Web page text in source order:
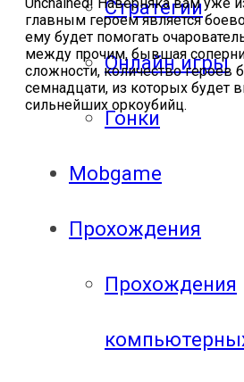
Стратегии
Онлайн игры
Гонки
Mobgame
Прохождения
Прохождения
главным героем является
ему будет помогать
между прочим, бывшая
сложности, количество героев
семнадцати, из которых будет
сильнейших оркоубийц.